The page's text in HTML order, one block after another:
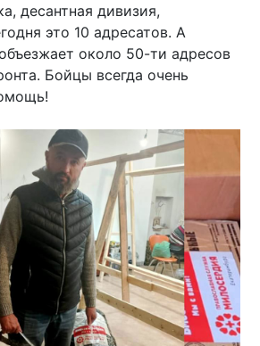
десантная дивизия,
это 10 адресатов. А
около 50-ти адресов
Бойцы всегда очень